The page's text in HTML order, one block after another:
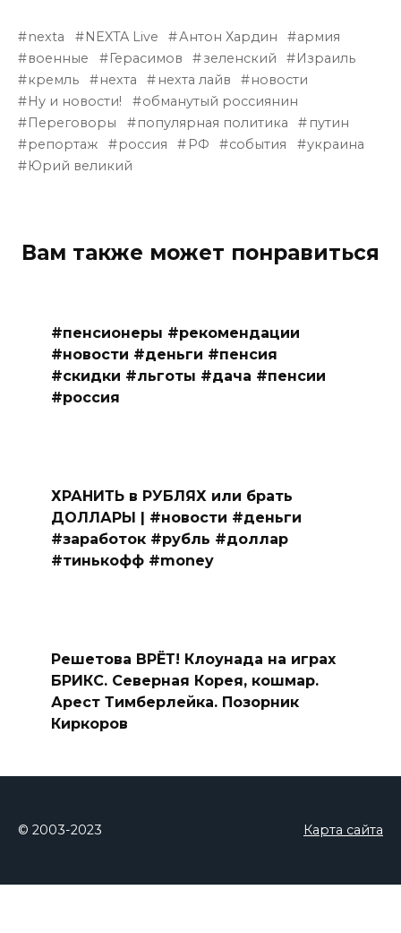
nexta NEXTA Live Антон Хардин
армия
военные
Герасимов зеленский
Израиль
кремль
нехта нехта лайв
новости
Ну и новости!
обманутый россиянин
Переговоры
популярная политика
путин
репортаж
россия РФ события
украина
Юрий великий
Вам также может понравиться
#пенсионеры #рекомендации
#новости #деньги #пенсия
#скидки #льготы #дача #пенсии
#россия
ХРАНИТЬ в РУБЛЯХ или брать
ДОЛЛАРЫ | #новости #деньги
#заработок #рубль #доллар
#тинькофф #money
Решетова ВРЁТ! Клоунада на играх
БРИКС. Северная Корея, кошмар.
Арест Тимберлейка. Позорник
Киркоров
© 2003-2023 Карта сайта